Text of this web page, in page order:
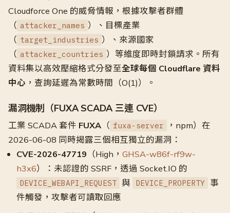
Cloudforce One 的威脅情報，根據攻擊者群體
（ attacker_names ）、目標產業
（ target_industries ）、來源國家
（ attacker_countries ）等維度即時封鎖請求。所有
資料集以高效壓縮格式分發至全球每個 Cloudflare 資料
中心 ，查詢延遲為常數時間（O(1)）。
漏洞機制（FUXA SCADA 三連 CVE）
工業 SCADA 套件 FUXA （ fuxa-server
，npm）在
2026-06-08 同時揭露三個相互獨立的漏洞：
CVE-2026-47719 （High， GHSA-w86f-rf9w-
h3x6）：未認證的 SSRF，透過 Socket.IO 的
DEVICE_WEBAPI_REQUEST 與 DEVICE_PROPERTY 事
件觸發，攻擊者可讀取回應